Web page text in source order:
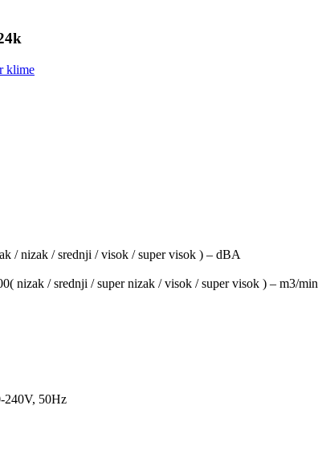
klime
/ nizak / srednji / visok / super visok ) – dBA
nizak / srednji / super nizak / visok / super visok ) – m3/min
240V, 50Hz